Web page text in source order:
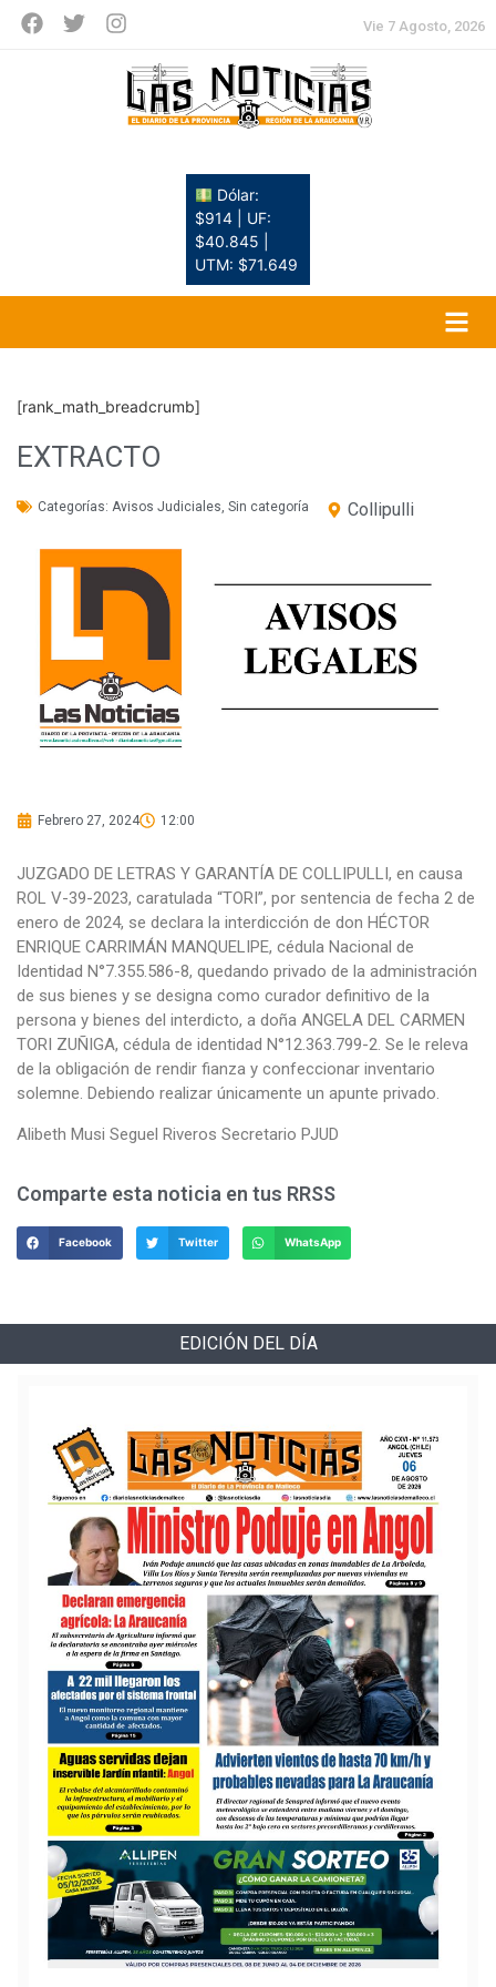
Vie 7 Agosto, 2026
Dólar:
$914 | UF:
$40.845 |
UTM: $71.649
[rank_math_breadcrumb]
EXTRACTO
Categorías: Avisos Judiciales Sin categoría Collipulli
Febrero 27, 2024 12:00
JUZGADO DE LETRAS Y GARANTÍA DE COLLIPULLI, en causa
ROL V-39-2023, caratulada “TORI”, por sentencia de fecha 2 de
enero de 2024, se declara la interdicción de don HÉCTOR
ENRIQUE CARRIMÁN MANQUELIPE, cédula Nacional de
Identidad N°7.355.586-8, quedando privado de la administración
de sus bienes y se designa como curador definitivo de la
persona y bienes del interdicto, a doña ANGELA DEL CARMEN
TORI ZUÑIGA, cédula de identidad N°12.363.799-2. Se le releva
de la obligación de rendir fianza y confeccionar inventario
solemne. Debiendo realizar únicamente un apunte privado.
Alibeth Musi Seguel Riveros Secretario PJUD
Comparte esta noticia en tus RRSS
Facebook Twitter WhatsApp
EDICIÓN DEL DÍA